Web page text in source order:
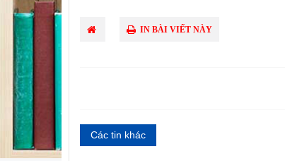
IN BÀI VIẾT NÀY
Các tin khác